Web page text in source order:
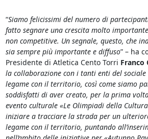
“Siamo felicissimi del numero di
fatto segnare una crescita molto
non competitive. Un segnale, questo, che
sia sempre più importante e diffuso” – ha
Presidente di Atletica Cento Torri Franco
la collaborazione con i tanti enti del
legame con il territorio, così come siamo
soddisfatti di aver creato, per la prima
evento culturale «Le Olimpiadi della
iniziare a tracciare la strada per un
legame con il territorio, puntando